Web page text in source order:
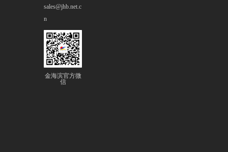
sales@jhb.net.c
n
金海滨官方微
信